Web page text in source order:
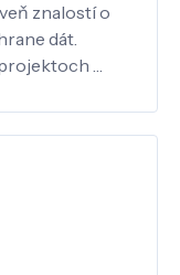
znalostí o
dát.
…